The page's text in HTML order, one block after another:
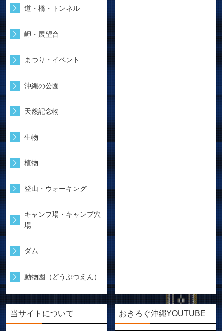
道・橋・トンネル
岬・展望台
まつり・イベント
沖縄の公園
天然記念物
生物
植物
登山・ウォーキング
キャンプ場・キャンプ穴
場
ダム
動物園（どうぶつえん）
当サイトについて おきろぐ沖縄YOUTUBE